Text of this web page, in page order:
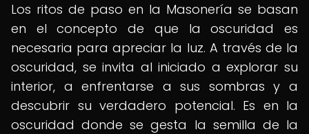
Los ritos de paso en la Masonería se basan
en el concepto de que la oscuridad es
necesaria para apreciar la luz. A través de la
oscuridad, se invita al iniciado a explorar su
interior, a enfrentarse a sus sombras y a
descubrir su verdadero potencial. Es en la
oscuridad donde se gesta la semilla de la